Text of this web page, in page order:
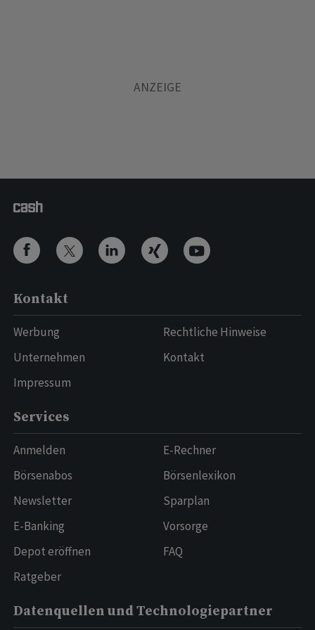
Kontakt
Werbung
Unternehmen
Impressum
Rechtliche Hinweise
Kontakt
Services
Anmelden
Börsenabos
Newsletter
E-Banking
Depot eröffnen
Ratgeber
E-Rechner
Börsenlexikon
Sparplan
Vorsorge
FAQ
Datenquellen und Technologiepartner